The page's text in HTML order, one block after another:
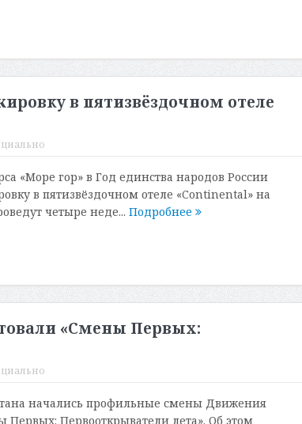
в пятизвёздочном отеле
«Море гор» в Год единства народов России
в пятизвёздочном отеле «Continental» на
четыре неде... Подробнее
«Смены Первых:
начались профильные смены Движения
Первооткрыватели лета». Об этом